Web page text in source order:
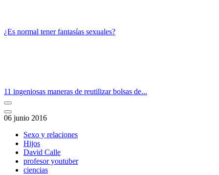
¿Es normal tener fantasías sexuales?
11 ingeniosas maneras de reutilizar bolsas de...
06 junio 2016
Sexo y relaciones
Hijos
David Calle
profesor youtuber
ciencias